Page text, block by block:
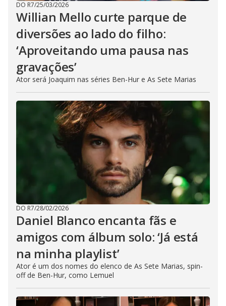
DO R7/25/03/2026
Willian Mello curte parque de
diversões ao lado do filho:
‘Aproveitando uma pausa nas
gravações’
Ator será Joaquim nas séries Ben-Hur e As Sete Marias
DO R7/28/02/2026
Daniel Blanco encanta fãs e
amigos com álbum solo: ‘Já está
na minha playlist’
Ator é um dos nomes do elenco de As Sete Marias, spin-
off de Ben-Hur, como Lemuel